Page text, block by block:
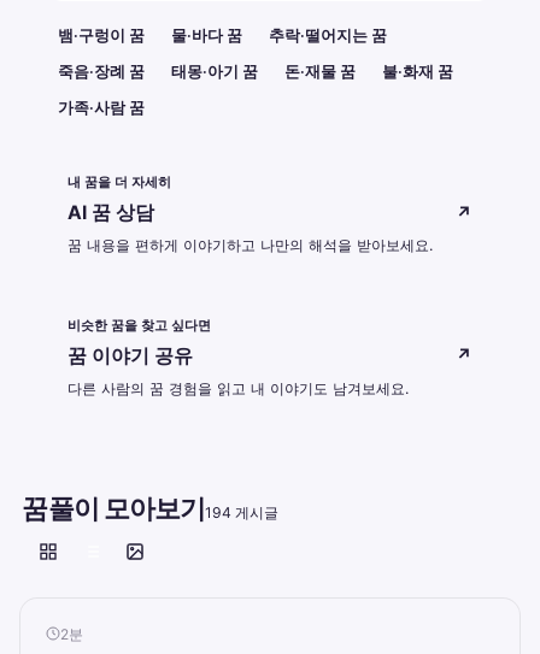
뱀·구렁이 꿈 물·바다 꿈
추락·떨어지는 꿈
죽음·장례 꿈
태몽·아기 꿈 돈·재물 꿈
불·화재 꿈
가족·사람 꿈
내 꿈을 더 자세히
AI 꿈 상담 ↗
꿈 내용을 편하게 이야기하고 나만의 해석을 받아보세요.
비슷한 꿈을 찾고 싶다면
꿈 이야기 공유 ↗
다른 사람의 꿈 경험을 읽고 내 이야기도 남겨보세요.
꿈풀이 모아보기194 게시글
2분